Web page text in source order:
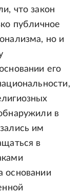
что закон
публичное
но и
его
в
им
в
основании